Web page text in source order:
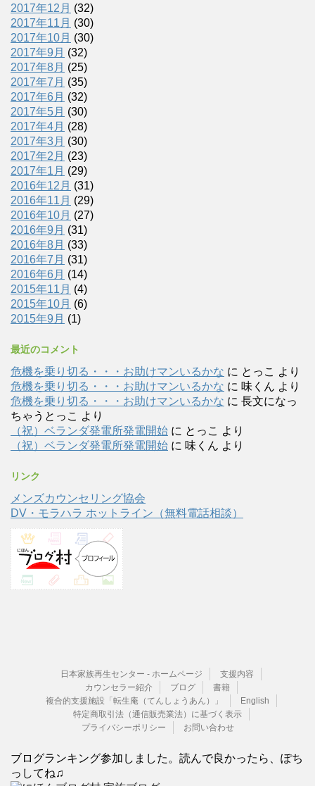
2017年12月 (32)
2017年11月 (30)
2017年10月 (30)
2017年9月 (32)
2017年8月 (25)
2017年7月 (35)
2017年6月 (32)
2017年5月 (30)
2017年4月 (28)
2017年3月 (30)
2017年2月 (23)
2017年1月 (29)
2016年12月 (31)
2016年11月 (29)
2016年10月 (27)
2016年9月 (31)
2016年8月 (33)
2016年7月 (31)
2016年6月 (14)
2015年11月 (4)
2015年10月 (6)
2015年9月 (1)
最近のコメント
危機を乗り切る・・・お助けマンいるかな に とっこ より
危機を乗り切る・・・お助けマンいるかな に 味くん より
危機を乗り切る・・・お助けマンいるかな に 長文になっ
ちゃうとっこ より
（祝）ベランダ発電所発電開始 に とっこ より
（祝）ベランダ発電所発電開始 に 味くん より
リンク
メンズカウンセリング協会
DV・モラハラ ホットライン（無料電話相談）
日本家族再生センター - ホームページ
支援内容
カウンセラー紹介
ブログ
書籍
複合的支援施設「転生庵（てんしょうあん）」
English
特定商取引法（通信販売業法）に基づく表示
プライバシーポリシー
お問い合わせ
ブログランキング参加しました。読んで良かったら、ぽち
っしてね♫